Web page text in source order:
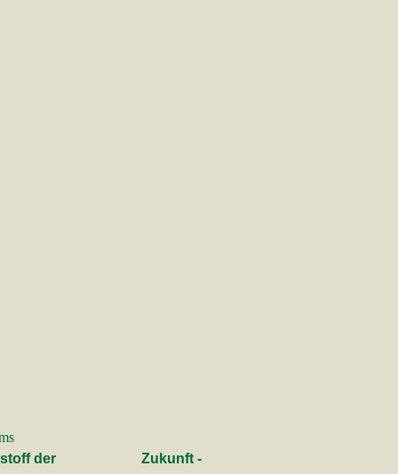
Techniken rund ums
als Baustoff der Zukunft -